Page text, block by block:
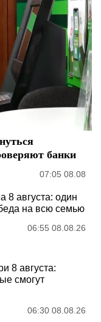
банки
07:05 08.08
8 августа: один
на всю семью
06:55 08.08.26
8 августа:
смогут
06:30 08.08.26